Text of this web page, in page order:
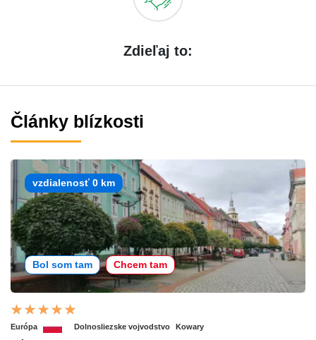
Zdieľaj to:
Články blízkosti
vzdialenosť 0 km
Bol som tam Chcem tam
Európa Dolnosliezske vojvodstvo Kowary